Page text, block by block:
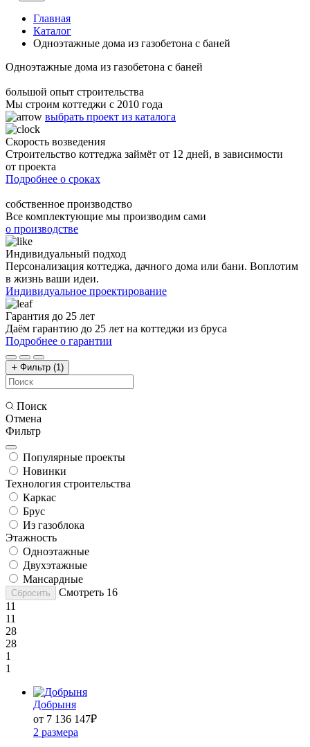
Главная
Каталог
Одноэтажные дома из газобетона с баней
Одноэтажные дома из газобетона с баней
большой опыт строительства
Мы строим коттеджи с 2010 года
выбрать проект из каталога
Скорость возведения
Строительство коттеджа займёт от 12 дней, в зависимости
от проекта
Подробнее о сроках
собственное производство
Все комплектующие мы производим сами
о производстве
Индивидуальный подход
Персонализация коттеджа, дачного дома или бани. Воплотим
в жизнь ваши идеи.
Индивидуальное проектирование
Гарантия до 25 лет
Даём гарантию до 25 лет на коттеджи из бруса
Подробнее о гарантии
Фильтр (1)
Поиск
Отмена
Фильтр
Популярные проекты
Новинки
Технология строительства
Каркас
Брус
Из газоблока
Этажность
Одноэтажные
Двухэтажные
Мансардные
Сбросить Смотреть 16
11
11
28
28
1
1
Добрыня
от 7 136 147₽
2 размера